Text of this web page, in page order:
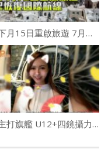
希臘下月15日重啟旅遊 7月起恢復國際航線
年度主打旗艦 U12+四鏡攝力盡現